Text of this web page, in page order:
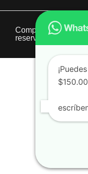
Compratri 2025 |
reservados